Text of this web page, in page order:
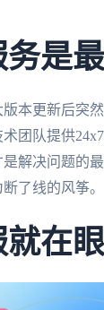
是
本更新后突
团队提供
解决问题的最
了线的风筝。
在